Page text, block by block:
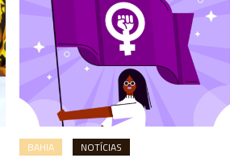
BAHIA NOTÍCIAS